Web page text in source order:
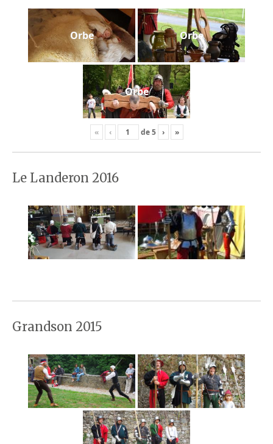
Orbe Orbe
Orbe
« ‹ de5 › »
Le Landeron 2016
Grandson 2015